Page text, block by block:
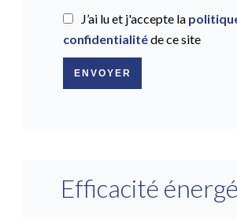
J’ai lu et j'accepte la
confidentialitéde ce site
ENVOYER
Efficacité